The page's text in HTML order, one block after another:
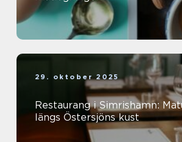
29. oktober 2025
Restaurang i Simrishamn:
längs Östersjöns kust